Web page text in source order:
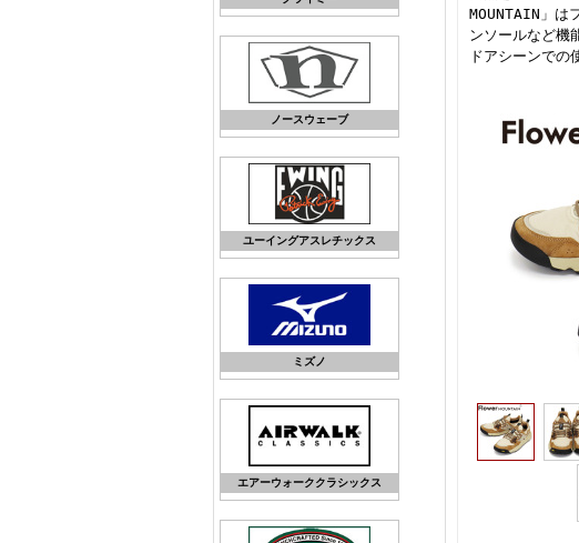
ノースウェーブ
ユーイングアスレチックス
ミズノ
エアーウォーククラシックス
MOUNTAIN」は
ンソールなど機
ドアシーンでの